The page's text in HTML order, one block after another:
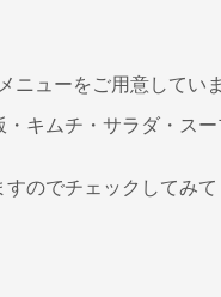
ューをご用意していま
キムチ・サラダ・ス
のでチェックしてみて